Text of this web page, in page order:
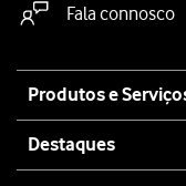
Fala connosco
map
Produtos e
Destaques